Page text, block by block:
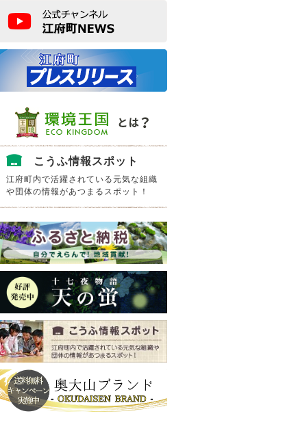
こうふ情報スポット
江府町内で活躍されている元気な組織
や団体の情報があつまるスポット！